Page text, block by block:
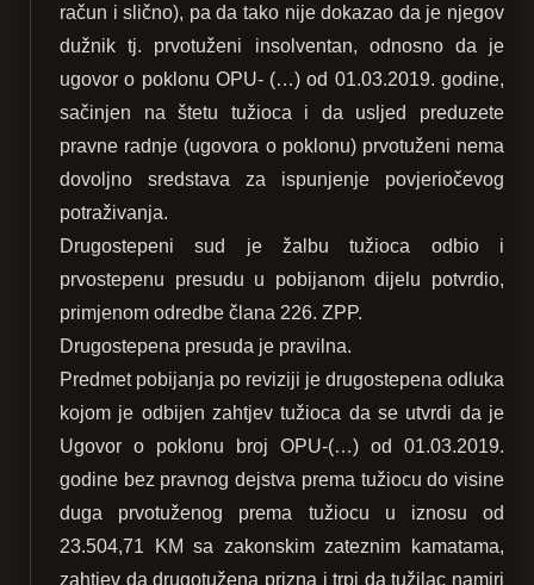
račun i slično), pa da tako nije dokazao da je njegov
dužnik tj. prvotuženi insolventan, odnosno da je
ugovor o poklonu OPU- (…) od 01.03.2019. godine,
sačinjen na štetu tužioca i da usljed preduzete
pravne radnje (ugovora o poklonu) prvotuženi nema
dovoljno sredstava za ispunjenje povjeriočevog
potraživanja.
Drugostepeni sud je žalbu tužioca odbio i
prvostepenu presudu u pobijanom dijelu potvrdio,
primjenom odredbe člana 226. ZPP.
Drugostepena presuda je pravilna.
Predmet pobijanja po reviziji je drugostepena odluka
kojom je odbijen zahtjev tužioca da se utvrdi da je
Ugovor o poklonu broj OPU-(…) od 01.03.2019.
godine bez pravnog dejstva prema tužiocu do visine
duga prvotuženog prema tužiocu u iznosu od
23.504,71 KM sa zakonskim zateznim kamatama,
zahtjev da drugotužena prizna i trpi da tužilac namiri